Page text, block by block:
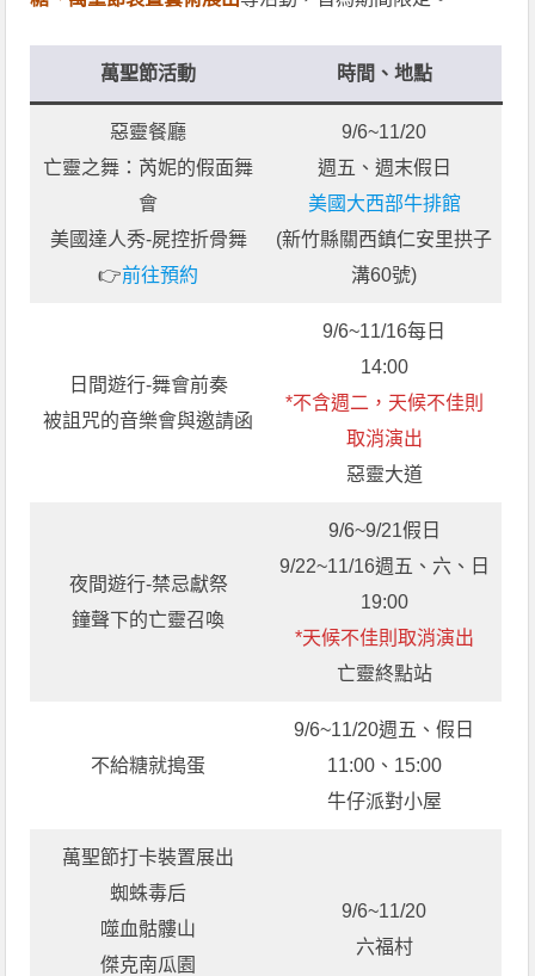
萬聖節活動 時間、地點
惡靈餐廳
亡靈之舞：芮妮的假面舞
會
美國達人秀-屍控折骨舞
👉前往預約
9/6~11/20
週五、週末假日
美國大西部牛排館
(新竹縣關西鎮仁安里拱子
溝60號)
日間遊行-舞會前奏
被詛咒的音樂會與邀請函
9/6~11/16每日
14:00
*不含週二，天候不佳則
取消演出
惡靈大道
夜間遊行-禁忌獻祭
鐘聲下的亡靈召喚
9/6~9/21假日
9/22~11/16週五、六、日
19:00
*天候不佳則取消演出
亡靈終點站
不給糖就搗蛋
9/6~11/20週五、假日
11:00、15:00
牛仔派對小屋
萬聖節打卡裝置展出
蜘蛛毒后
噬血骷髏山
傑克南瓜園
9/6~11/20
六福村